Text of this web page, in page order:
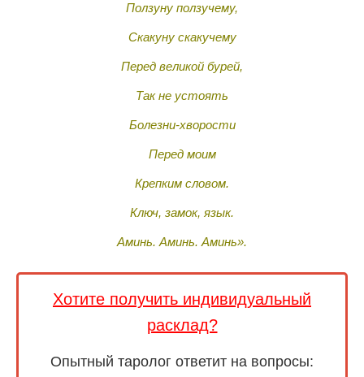
Ползуну ползучему,
Скакуну скакучему
Перед великой бурей,
Так не устоять
Болезни-хворости
Перед моим
Крепким словом.
Ключ, замок, язык.
Аминь. Аминь. Аминь».
Хотите получить индивидуальный
расклад?
Опытный таролог ответит на вопросы: